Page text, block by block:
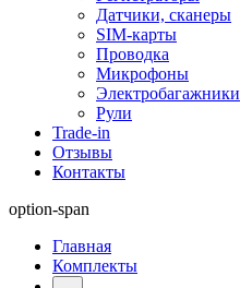
Датчики, сканеры
SIM-карты
Проводка
Микрофоны
Электробагажники
Рули
Trade-in
Отзывы
Контакты
option-span
Главная
Комплекты